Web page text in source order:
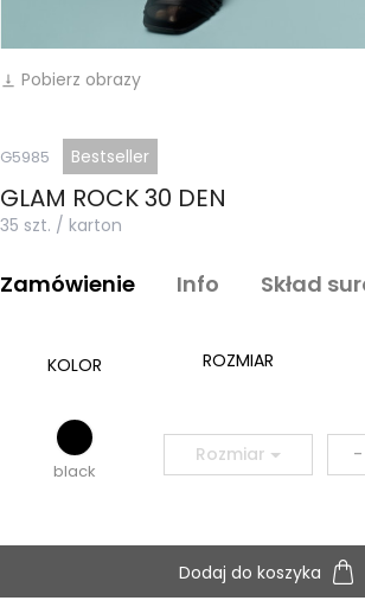
vertical_align_bottom Pobierz obrazy
G5985 Bestseller
GLAM ROCK 30 DEN
35 szt. / karton
Zamówienie Info Skład
KOLOR ROZMIAR
black
Rozmiar -
Dodaj do koszyka